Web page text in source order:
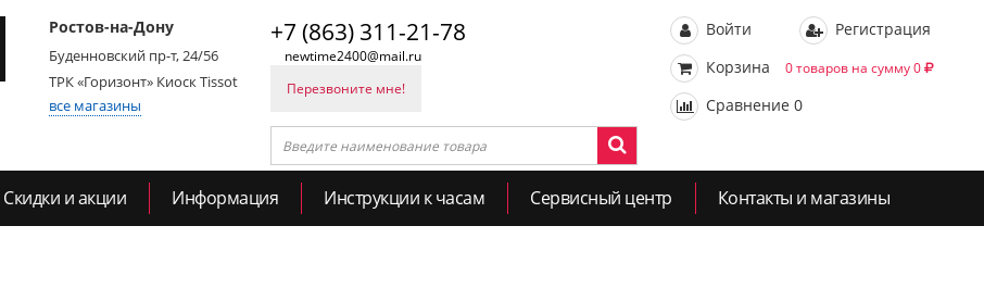
Ростов-на-Дону
Буденновский пр-т, 24/56
ТРК «Горизонт» Киоск Tissot
все магазины
+7 (863) 311-21-78
newtime2400@mail.ru
Перезвоните мне!
Войти
Регистрация
Корзина
0 товаров на сумму 0
Сравнение 0
Скидки и акции Информация Инструкции к часам Сервисный центр Контакты и магазины